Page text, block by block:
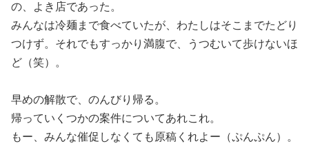
の、よき店であった。
みんなは冷麺まで食べていたが、わたしはそこまでたどり
つけず。それでもすっかり満腹で、うつむいて歩けないほ
ど（笑）。
早めの解散で、のんびり帰る。
帰っていくつかの案件についてあれこれ。
もー、みんな催促しなくても原稿くれよー（ぷんぷん）。